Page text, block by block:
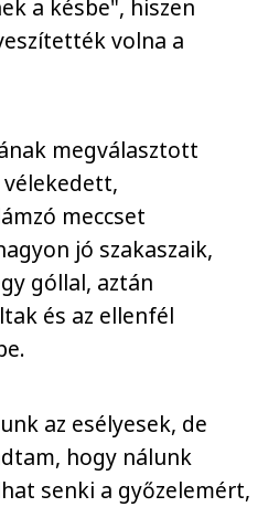
a késbe", hiszen
volna a
megválasztott
vélekedett,
meccset
jó szakaszaik,
góllal, aztán
és az ellenfél
az esélyesek, de
hogy nálunk
senki a győzelemért,